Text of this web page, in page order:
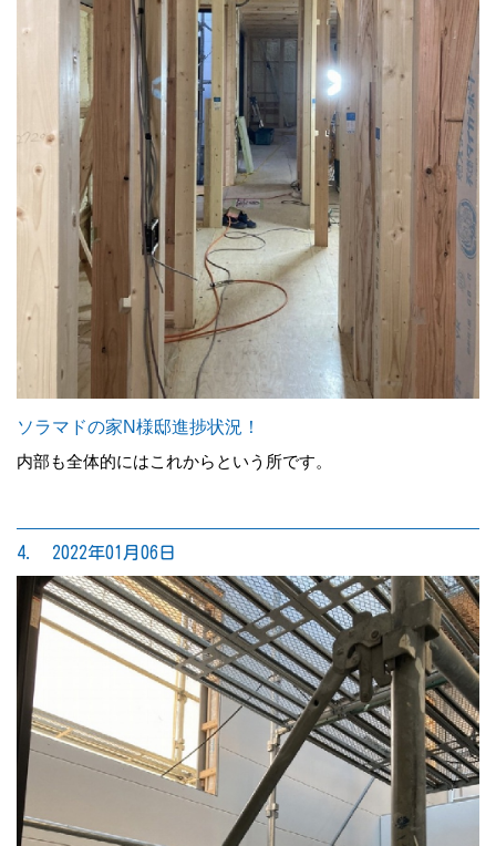
ソラマドの家N様邸進捗状況！
内部も全体的にはこれからという所です。
4. 2022年01月06日